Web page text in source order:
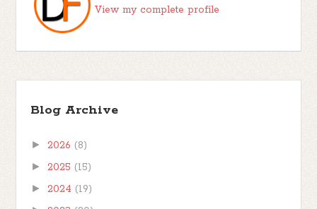
View my complete profile
Blog Archive
► 2026 (8)
► 2025 (15)
► 2024 (19)